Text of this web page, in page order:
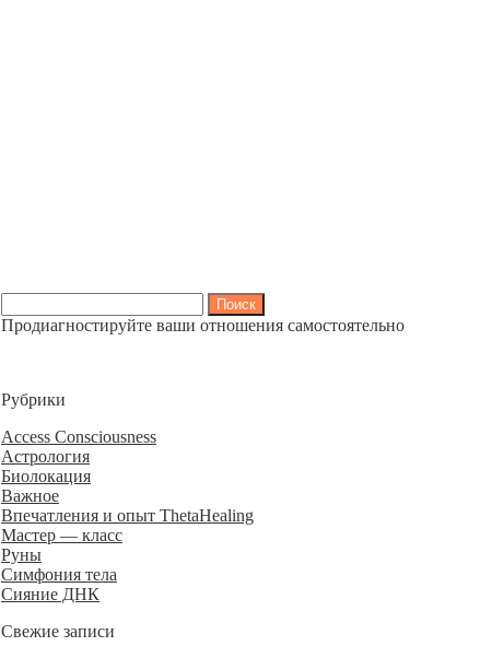
Продиагностируйте ваши отношения самостоятельно
Рубрики
Access Consciousness
Астрология
Биолокация
Важное
Впечатления и опыт ThetaHealing
Мастер — класс
Руны
Симфония тела
Сияние ДНК
Свежие записи